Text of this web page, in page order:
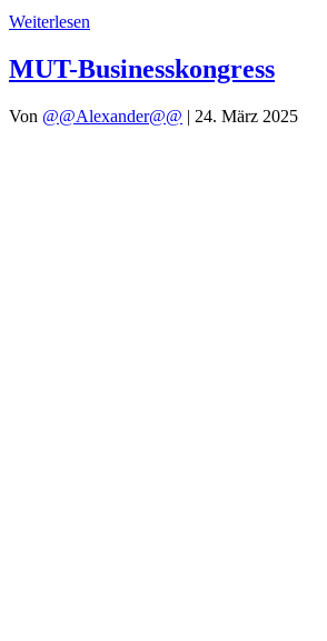
Weiterlesen
MUT-Businesskongress
Von @@Alexander@@ | 24. März 2025